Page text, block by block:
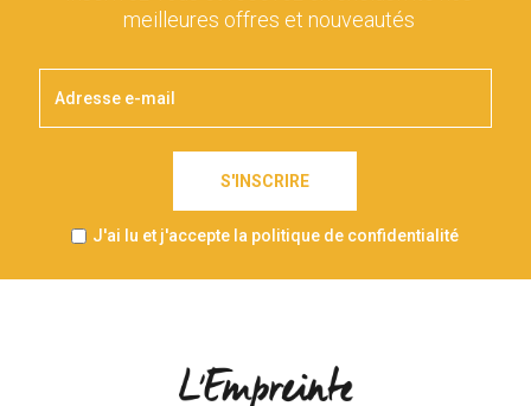
meilleures offres et nouveautés
S'INSCRIRE
J'ai lu et j'accepte la politique de confidentialité